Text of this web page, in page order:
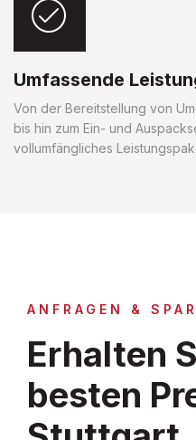
Umfassende
Von der Bereitstellung von
bis hin zum Ein- und
vollumfängliches
ANFRAGEN &
Erhalten
besten